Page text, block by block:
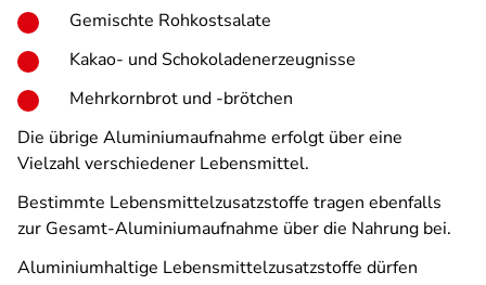
Gemischte Rohkostsalate
Kakao- und Schokoladenerzeugnisse
Mehrkornbrot und -brötchen
Die übrige Aluminiumaufnahme erfolgt über eine
Vielzahl verschiedener Lebensmittel.
Bestimmte Lebensmittelzusatzstoffe tragen ebenfalls
zur Gesamt-Aluminiumaufnahme über die Nahrung bei.
Aluminiumhaltige Lebensmittelzusatzstoffe dürfen